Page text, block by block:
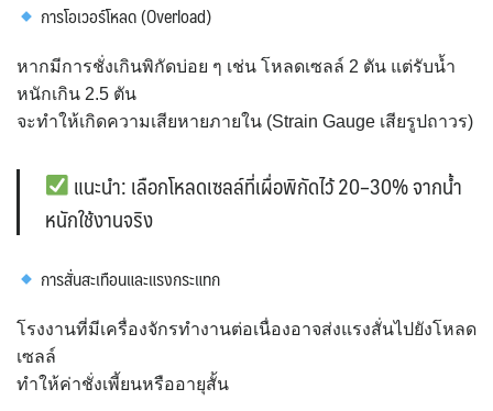
การโอเวอร์โหลด (Overload)
หากมีการชั่งเกินพิกัดบ่อย ๆ เช่น โหลดเซลล์ 2 ตัน แต่รับน้ำ
หนักเกิน 2.5 ตัน
จะทำให้เกิดความเสียหายภายใน (Strain Gauge เสียรูปถาวร)
แนะนำ: เลือกโหลดเซลล์ที่เผื่อพิกัดไว้20–30%จากน้ำ
หนักใช้งานจริง
การสั่นสะเทือนและแรงกระแทก
โรงงานที่มีเครื่องจักรทำงานต่อเนื่องอาจส่งแรงสั่นไปยังโหลด
เซลล์
ทำให้ค่าชั่งเพี้ยนหรืออายุสั้น